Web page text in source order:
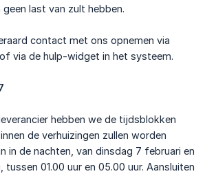
last van zult hebben.
contact met ons opnemen via
of via de hulp-widget in het systeem.
hebben we de tijdsblokken
de verhuizingen zullen worden
in de nachten, van dinsdag 7 februari en
01.00 uur en 05.00 uur. Aansluiten